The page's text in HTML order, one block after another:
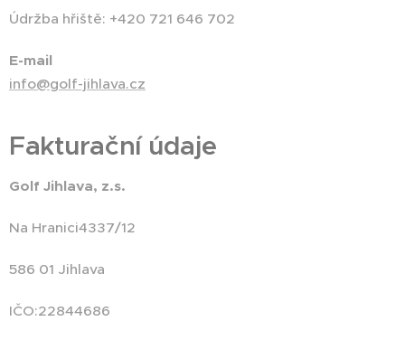
Údržba hřiště: +420 721 646 702
E-mail
info@golf-jihlava.cz
Fakturační údaje
Golf Jihlava, z.s.
Na Hranici4337/12
586 01 Jihlava
IČO:22844686